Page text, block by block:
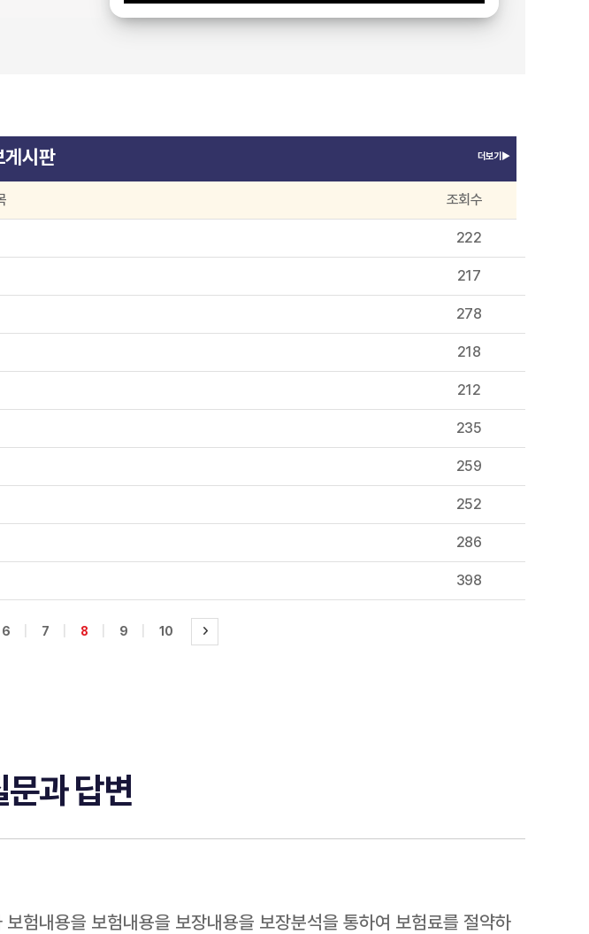
게시판 더보기▶
조회수
222
217
278
218
212
235
259
252
286
398
6 7 8 9 10
과 답변
험내용을 보험내용을 보장내용을 보장분석을 통하여 보험료를 절약하